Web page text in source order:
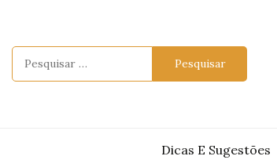
content
Dicas E Sugestões